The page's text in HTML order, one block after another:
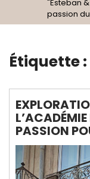
"Esteban
passion
Étiquette :
L’ACADÉMIE
PASSION